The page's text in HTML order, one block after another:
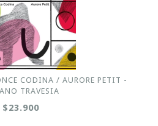
CODINA / AURORE PETIT -
TRAVESIA
$23.900